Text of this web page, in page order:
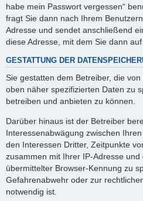
habe mein Passwort vergessen“
fragt Sie dann nach Ihrem
Adresse und sendet anschließend
diese Adresse, mit dem Sie dann
GESTATTUNG DER
Sie gestatten dem Betreiber, die
oben näher spezifizierten Daten zu
betreiben und anbieten zu können.
Darüber hinaus ist der Betreiber
Interessenabwägung zwischen
den Interessen Dritter, Zeitpunkte
zusammen mit Ihrer IP-Adresse
übermittelter Browser-Kennung zu
Gefahrenabwehr oder zur
notwendig ist.